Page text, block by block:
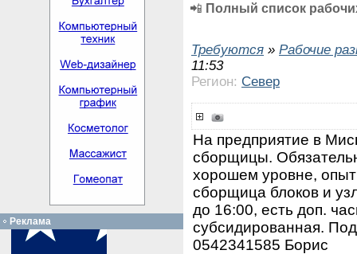
📲 Полный список
Требуются » Рабочие
11:53
Регион: Север
На предприятие в
сборщицы.
хорошем уровне,
сборщица блоков и
до 16:00, есть доп.
субсидированная.
0542341585 Бориc
Реклама